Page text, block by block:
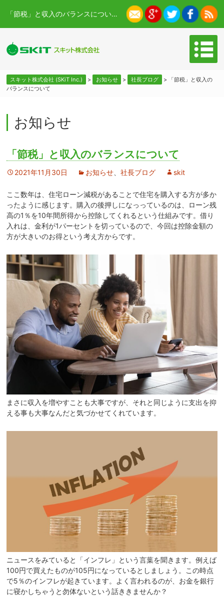
「節税」と収入のバランスについて - スキット株式会社 (SKiT Inc.)
スキット株式会社 (SKiT Inc.) > お知らせ > 社長ブログ >
「節税」と収入の
バランスについて
お知らせ
「節税」と収入のバランスについて
2021年11月30日 お知らせ 、社長ブログ skit
ここ数年は、住宅ローン減税があることで住宅を購入する方が多か
ったように感じます。購入の後押しになっっているのは、ローン残
高の1％を10年間所得から控除してくれるという仕組みです。借り
入れは、金利が1パーセントを切っているので、今回は控除金額の
方が大きいのお得という考え方からです。
まさに収入を増やすことも大事ですが、それと同じように支出を抑
える事も大事なんだと気づかせてくれています。
ニュースをみていると「インフレ」という言葉を聞きます。例えば
100円で買えたものが105円になっているとしましょう。この時点
で5％のインフレが起きています。よく言われるのが、お金を銀行
に寝かしちゃうと勿体ないという話ききませんか？